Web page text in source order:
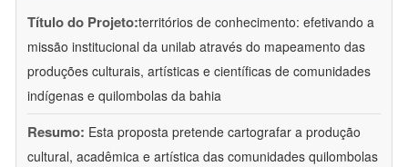
Título do Projeto:territórios de conhecimento: efetivando a
missão institucional da unilab através do mapeamento das
produções culturais, artísticas e científicas de comunidades
indígenas e quilombolas da bahia
Resumo: Esta proposta pretende cartografar a produção
cultural, acadêmica e artística das comunidades quilombolas